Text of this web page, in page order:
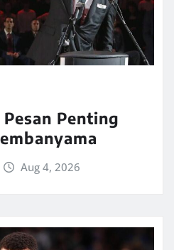
Penting
Aug 4, 2026